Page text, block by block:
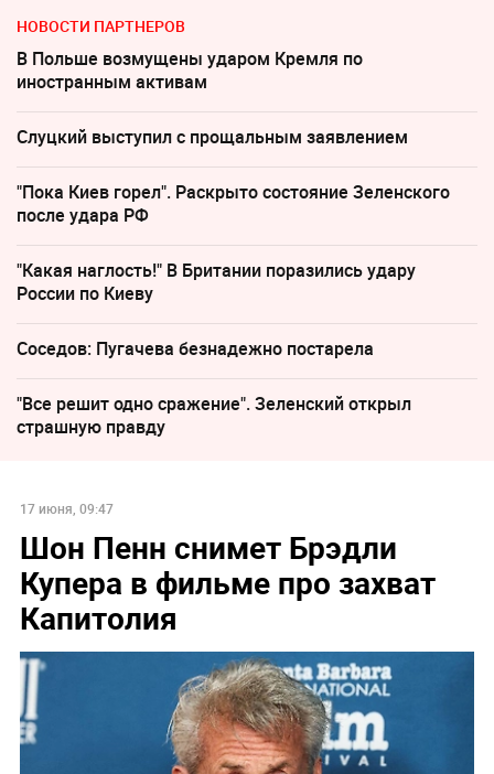
НОВОСТИ ПАРТНЕРОВ
В Польше возмущены ударом Кремля по
иностранным активам
Слуцкий выступил с прощальным заявлением
"Пока Киев горел". Раскрыто состояние Зеленского
после удара РФ
"Какая наглость!" В Британии поразились удару
России по Киеву
Соседов: Пугачева безнадежно постарела
"Все решит одно сражение". Зеленский открыл
страшную правду
17 июня, 09:47
Шон Пенн снимет Брэдли
Купера в фильме про захват
Капитолия